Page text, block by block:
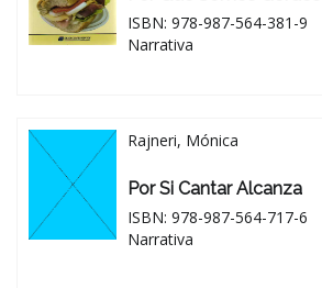
ISBN: 978-987-564-381-9
Narrativa
Rajneri, Mónica
Por Si Cantar Alcanza
ISBN: 978-987-564-717-6
Narrativa